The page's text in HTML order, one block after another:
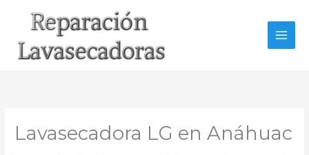
Lavasecadora LG en Anáhuac